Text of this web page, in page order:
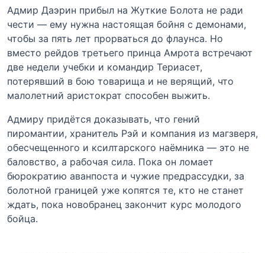
Адмир Даэрин прибыл на Жуткие Болота не ради
чести — ему нужна настоящая бойня с демонами,
чтобы за пять лет прорваться до флаунса. Но
вместо рейдов третьего принца Амрота встречают
две недели учебки и командир Териасет,
потерявший в бою товарища и не верящий, что
малолетний аристократ способен выжить.
Адмиру придётся доказывать, что гений
пиромантии, хранитель Рэй и компания из магзверя,
обесчещенного и ксилтарского наёмника — это не
баловство, а рабочая сила. Пока он ломает
бюрократию аванпоста и чужие предрассудки, за
болотной границей уже копятся те, кто не станет
ждать, пока новобранец закончит курс молодого
бойца.